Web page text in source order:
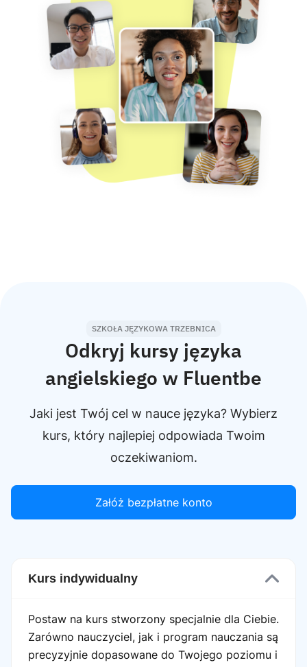
SZKOŁA JĘZYKOWA TRZEBNICA
Odkryj kursy języka
angielskiego w Fluentbe
Jaki jest Twój cel w nauce języka? Wybierz
kurs, który najlepiej odpowiada Twoim
oczekiwaniom.
Załóż bezpłatne konto
Kurs indywidualny
Postaw na kurs stworzony specjalnie dla Ciebie.
Zarówno nauczyciel, jak i program nauczania są
precyzyjnie dopasowane do Twojego poziomu i